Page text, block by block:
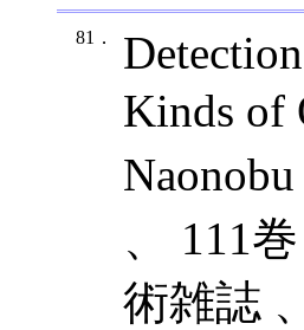
81．
Kinds of
、 111
術雑誌